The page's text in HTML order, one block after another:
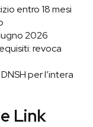
entro 18 mesi
2026
revoca
per l’intera
Link